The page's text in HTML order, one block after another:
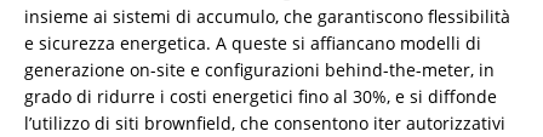
insieme ai sistemi di accumulo, che garantiscono flessibilità
e sicurezza energetica. A queste si affiancano modelli di
generazione on-site e configurazioni behind-the-meter, in
grado di ridurre i costi energetici fino al 30%, e si diffonde
l’utilizzo di siti brownfield, che consentono iter autorizzativi